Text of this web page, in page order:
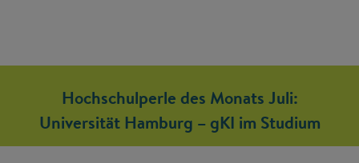
Hochschulperle des Monats Juli:
Universität Hamburg – gKI im Studium